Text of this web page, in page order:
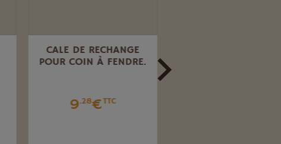
CALE DE RECHANGE
POUR COIN À FENDRE.
9.28€TTC